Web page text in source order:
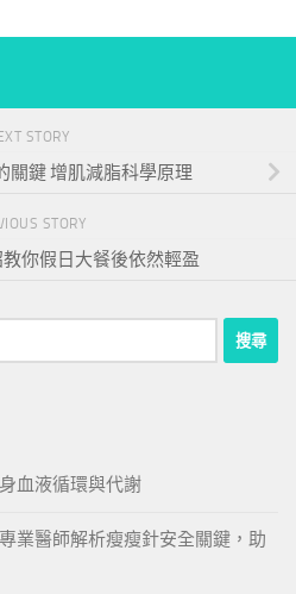
STORY
關鍵 增肌減脂科學原理
STORY
你假日大餐後依然輕盈
血液循環與代謝
業醫師解析瘦瘦針安全關鍵，助